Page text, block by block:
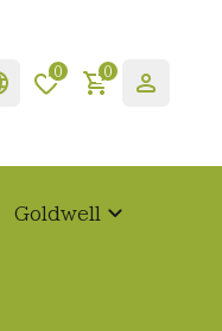
0 0
Goldwell